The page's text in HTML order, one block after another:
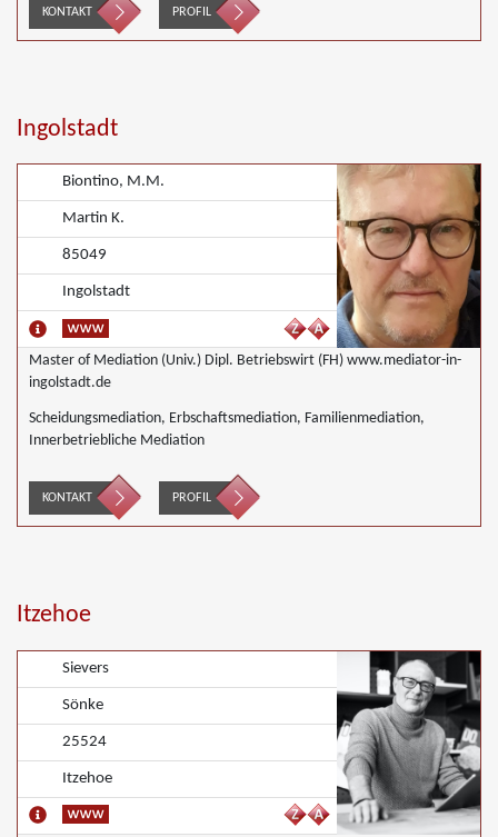
KONTAKT PROFIL
Ingolstadt
Biontino, M.M.
Martin K.
85049
Ingolstadt
Master of Mediation (Univ.) Dipl. Betriebswirt (FH) www.mediator-in-
ingolstadt.de
Scheidungsmediation, Erbschaftsmediation, Familienmediation,
Innerbetriebliche Mediation
KONTAKT PROFIL
Itzehoe
Sievers
Sönke
25524
Itzehoe